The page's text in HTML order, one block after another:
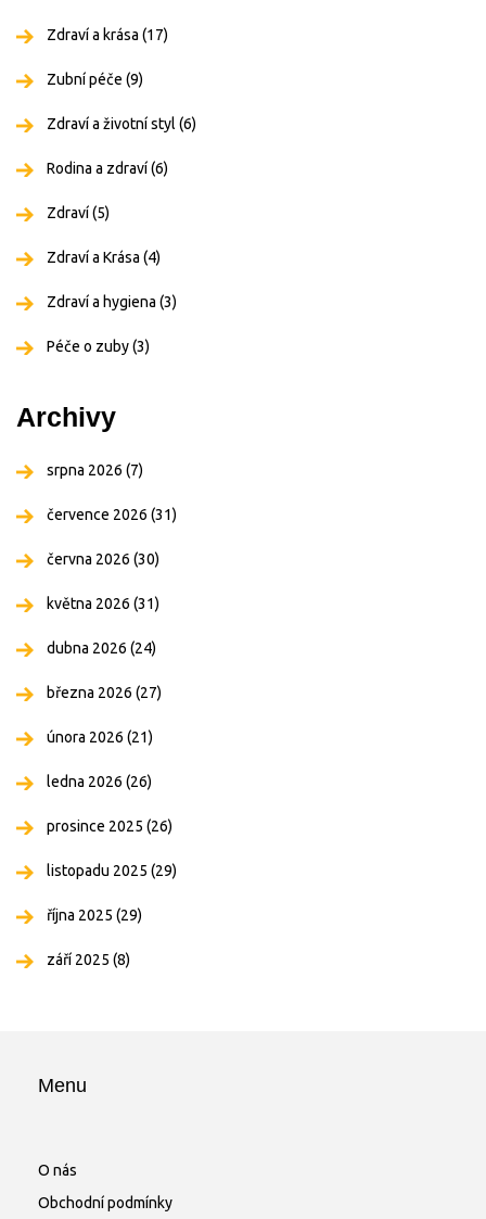
Zdraví a krása (17)
Zubní péče (9)
Zdraví a životní styl (6)
Rodina a zdraví(6)
Zdraví(5)
Zdraví a Krása (4)
Zdraví a hygiena (3)
Péče o zuby(3)
Archivy
srpna 2026 (7)
července 2026 (31)
června 2026 (30)
května 2026 (31)
dubna 2026 (24)
března 2026 (27)
února 2026 (21)
ledna 2026 (26)
prosince 2025 (26)
listopadu 2025 (29)
října 2025 (29)
září 2025 (8)
Menu
O nás
Obchodní podmínky